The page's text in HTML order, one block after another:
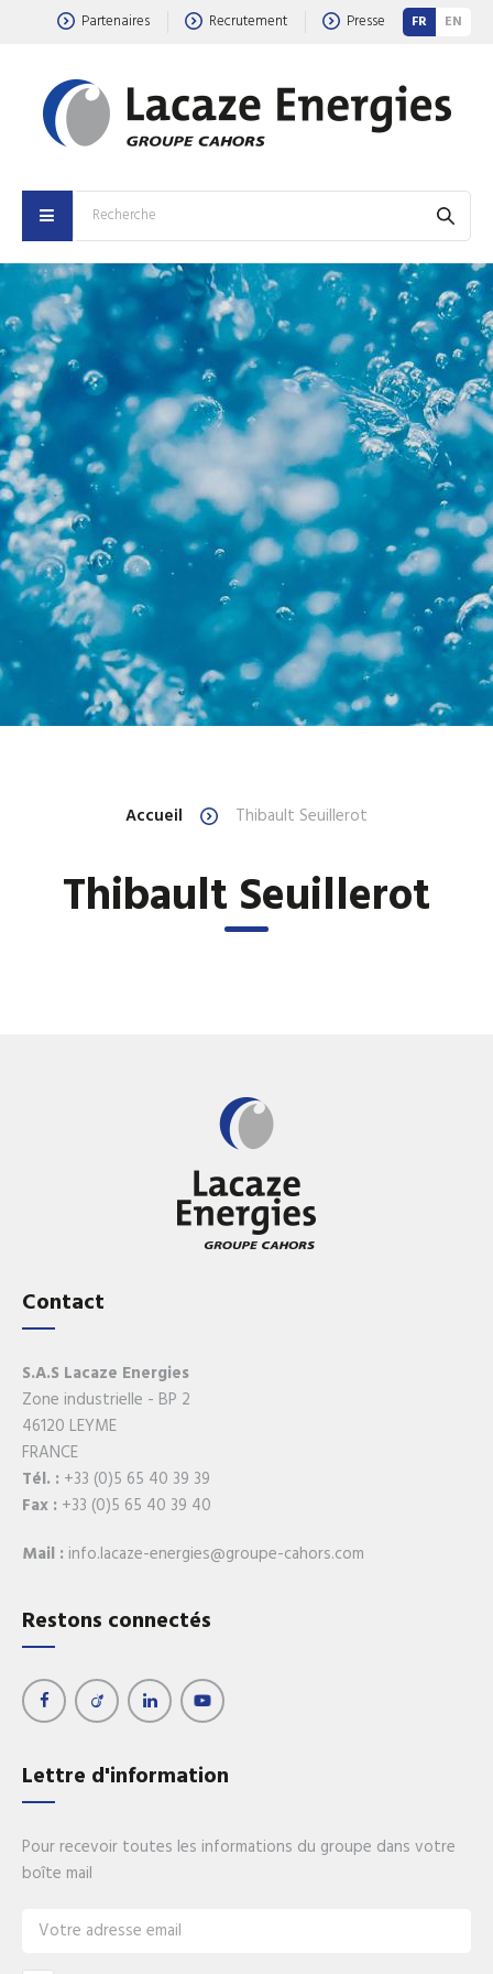
Partenaires Recrutement Presse FR EN
Accueil Thibault Seuillerot
Thibault Seuillerot
Contact
S.A.S Lacaze Energies
Zone industrielle - BP 2
46120 LEYME
FRANCE
Tél. :+33 (0)5 65 40 39 39
Fax :+33 (0)5 65 40 39 40
Mail : info.lacaze-energies@groupe-cahors.com
Restons connectés
Lettre d'information
Pour recevoir toutes les informations du groupe dans votre
boîte mail